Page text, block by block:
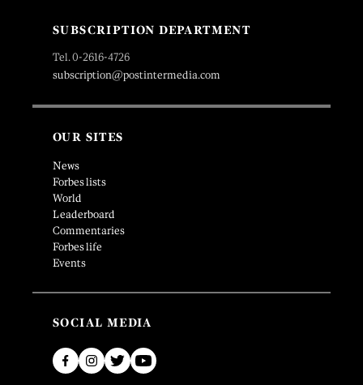
SUBSCRIPTION DEPARTMENT
Tel. 0-2616-4726
subscription@postintermedia.com
OUR SITES
News
Forbes lists
World
Leaderboard
Commentaries
Forbes life
Events
SOCIAL MEDIA